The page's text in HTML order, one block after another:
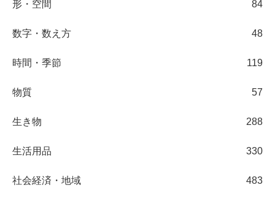
形・空間 84
数字・数え方 48
時間・季節 119
物質 57
生き物 288
生活用品 330
社会経済・地域 483